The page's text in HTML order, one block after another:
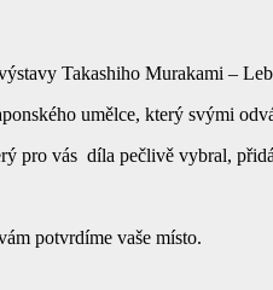
Takashiho Murakami –
umělce, který svými
pro vás díla pečlivě vybral,
potvrdíme vaše místo.